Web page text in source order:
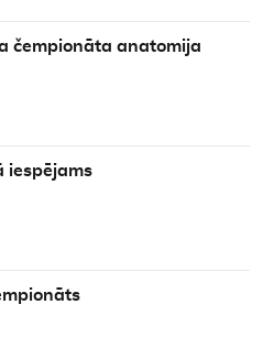
čempionāta anatomija
iespējams